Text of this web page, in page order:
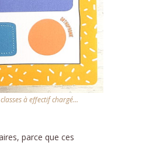
à effectif chargé…
parce que ces